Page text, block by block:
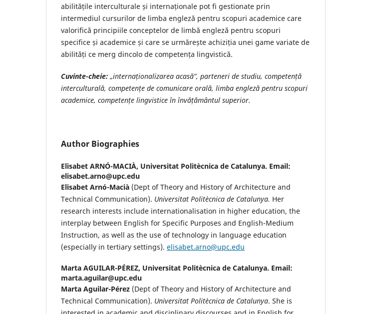
abilitățile interculturale și internaționale pot fi gestionate prin
intermediul cursurilor de limba engleză pentru scopuri academice care
valorifică principiile conceptelor de limbă engleză pentru scopuri
specifice și academice și care se urmărește achiziția unei game variate de
abilități ce merg dincolo de competența lingvistică.
Cuvinte-cheie: „internaționalizarea acasă”, parteneri de studiu, competență
interculturală, competențe de comunicare orală, limba engleză pentru scopuri
academice, competențe lingvistice în învățământul superior.
Author Biographies
Elisabet ARNÓ-MACIÀ, Universitat Politècnica de Catalunya. Email:
elisabet.arno@upc.edu
Elisabet Arnó-Macià (Dept of Theory and History of Architecture and
Technical Communication). Universitat Politècnica de Catalunya. Her
research interests include internationalisation in higher education, the
interplay between English for Specific Purposes and English-Medium
Instruction, as well as the use of technology in language education
(especially in tertiary settings). elisabet.arno@upc.edu
Marta AGUILAR-PÉREZ, Universitat Politècnica de Catalunya. Email:
marta.aguilar@upc.edu
Marta Aguilar-Pérez (Dept of Theory and History of Architecture and
Technical Communication). Universitat Politècnica de Catalunya. She is